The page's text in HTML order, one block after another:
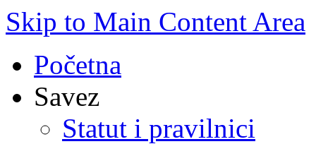
Skip to Main Content Area
Početna
Savez
Statut i pravilnici